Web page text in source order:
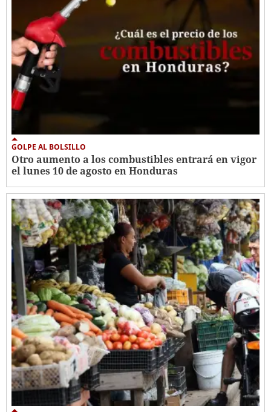
GOLPE AL BOLSILLO
Otro aumento a los combustibles entrará en vigor
el lunes 10 de agosto en Honduras